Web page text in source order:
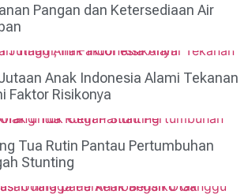
Pangan dan Ketersediaan Air
Anak Indonesia Alami Tekanan
Faktor Risikonya
Tua Rutin Pantau Pertumbuhan
Stunting